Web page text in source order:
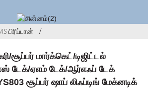
பிரிப்பான்
சூப்பர் மார்க்கெட்/டிஜிட்டல்
டேக்/ஏஎம் டேக்/ஆர்எஃப் டேக்
சூப்பர் ஷாப் லிஃப்டிங் மேக்னடிக்